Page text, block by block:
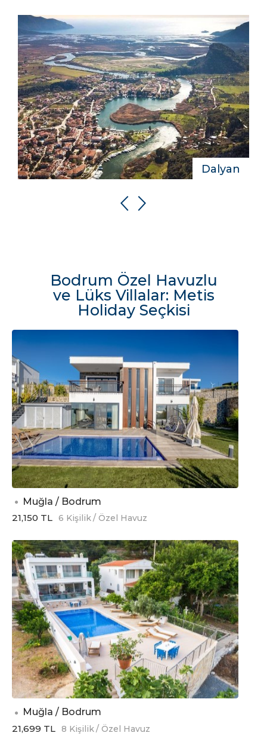
Dalyan
Bodrum Özel Havuzlu
ve Lüks Villalar: Metis
Holiday Seçkisi
Muğla / Bodrum
21,150 TL 6 Kişilik/ Özel Havuz
Muğla / Bodrum
21,699 TL
8 Kişilik/ Özel Havuz